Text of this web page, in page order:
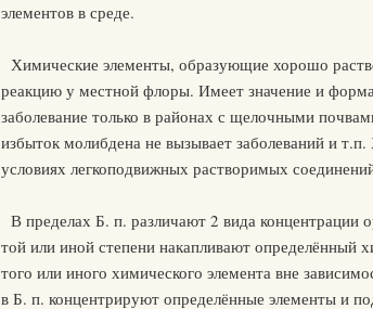
элементов в среде.
Химические элементы, образующие хорошо
реакцию у местной флоры. Имеет значение и
заболевание только в районах с щелочными
избыток молибдена не вызывает заболеваний и
условиях легкоподвижных растворимых
В пределах Б. п. различают 2 вида концентрации
той или иной степени накапливают определённый
того или иного химического элемента вне
в Б. п. концентрируют определённые элементы и